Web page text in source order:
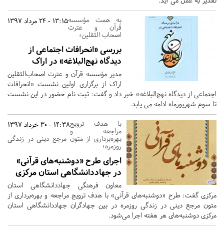
13:15 - 24 مرداد 1397به همت مؤسسه
قرآن و عترت
اصحاب الثقلین؛
بررسی «انحرافات اجتماعی از
دیدگاه نهج‌البلاغه» در اراک
مدیر مؤسسه قرآن و عترت اصحاب‌الثقلین
اراک از برگزاری اولین نشست «انحرافات
اجتماعی از دیدگاه نهج‌البلاغه» خبر داد و گفت: ثبت نام حضور در این نشست
تا سوم شهریورماه ادامه می یابد.
14:38 - 30 خرداد 1397با هدف ترويج
مراجعه و
بهره‌برداری از متون مرجع دينی در زندگی
روزمره؛
اجرای طرح «دوشنبه‌های قرآنی»
در جهاددانشگاهی استان مرکزی
معاون فرهنگی جهاددانشگاهی استان
مرکزی گفت: طرح «دوشنبه‌های قرآنی» با هدف ترويج مراجعه و بهره‌برداری از
متون مرجع دينی در زندگی روزمره در بين جهادگران جهاددانشگاهی استان
مركزی دوشنبه‌های هر هفته اجرا می‌شود.